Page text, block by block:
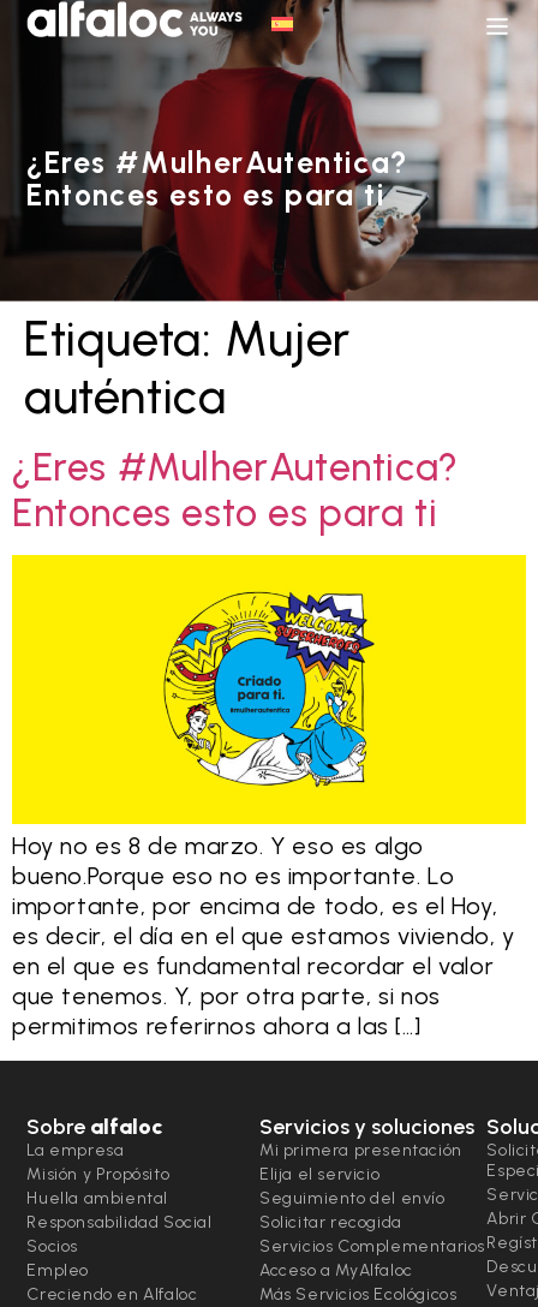
¿Eres #MulherAutentica?
Entonces esto es para ti
Etiqueta: Mujer
auténtica
¿Eres #MulherAutentica?
Entonces esto es para ti
Hoy no es 8 de marzo. Y eso es algo
bueno.Porque eso no es importante. Lo
importante, por encima de todo, es el Hoy,
es decir, el día en el que estamos viviendo, y
en el que es fundamental recordar el valor
que tenemos. Y, por otra parte, si nos
permitimos referirnos ahora a las […]
Sobre alfaloc
La empresa
Misión y Propósito
Huella ambiental
Responsabilidad Social
Socios
Empleo
Creciendo en Alfaloc
Servicios y soluciones
Mi primera presentación
Elija el servicio
Seguimiento del envío
Solicitar recogida
Servicios Complementarios
Acceso a MyAlfaloc
Más Servicios Ecológicos
Abrir